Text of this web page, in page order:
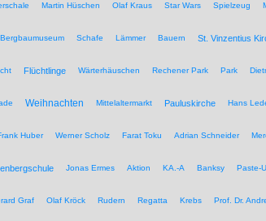
Martin Hüschen Olaf Kraus Star Wars Spielzeug
Bergbaumuseum Schafe Lämmer Bauern St. Vinzentius
Flüchtlinge Wärterhäuschen Rechener Park Park
Weihnachten Mittelaltermarkt Pauluskirche Hans
Huber Werner Scholz Farat Toku Adrian Schneider
Jonas Ermes Aktion KA.-A Banksy Paste-
Graf Olaf Kröck Rudern Regatta Krebs Prof. Dr.